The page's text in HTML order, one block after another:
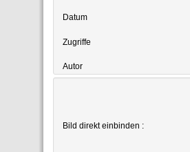
Datum
Zugriffe
Autor
Bild direkt einbinden :